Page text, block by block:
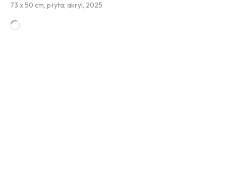
73 x 50 cm, płyta, akryl, 2025